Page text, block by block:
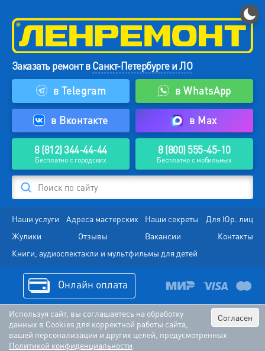
Заказать ремонт вСанкт-Петербурге и ЛО
в Telegram
в WhatsApp
в Вконтакте в Max
8 (812) 344-44-44
Бесплатно с городских
8 (800) 555-45-10
Бесплатно с мобильных
Поиск по сайту
Наши услуги Адреса мастерских Наши секреты
Для Юр. лиц
Жулики
Отзывы Вакансии
Контакты
Книги, аудиоспектакли и мультфильмы для детей
Онлайн оплата
Согласен
Используя сайт, вы соглашаетесь на обработку
данных в Cookies для корректной работы сайта,
вашей персонализации и других целей, предусмотренных
Политикой конфиденциальности